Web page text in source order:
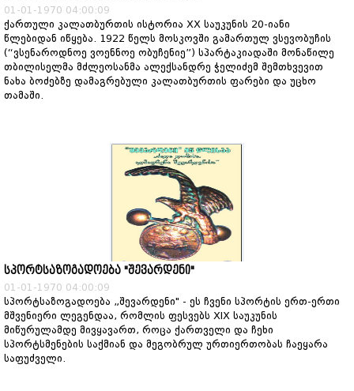
01-01-1970 04:00:09
ქართული კალათბურთის ისტორია XX საუკუნის 20-იანი
წლებიდან იწყება. 1922 წელს მოსკოვში გამართულ ვსევობუჩის
(“ვსენაროდნოე ვოენნოე ობუჩენიე”) სპარტაკიადაში მონაწილე
თბილისელმა მძლეოსანმა ალექსანდრე ჭელიძემ შემთხვევით
ნახა ბოძებზე დამაგრებული კალათბურთის ფარები და უცხო
თამაში.
სპორტსაზოგადოება "შევარდენი"
01-01-1970 04:00:09
სპორტსაზოგადოება „შევარდენი" - ეს ჩვენი სპორტის ერთ-ერთი
მშვენიერი ლეგენდაა, რომლის ფესვებს XIX საუკუნის
მიწურულამდე მივყავართ, როცა ქართველი და ჩეხი
სპორტსმენების საქმიან და მეგობრულ ურთიერთობას ჩაეყარა
საფუძველი.